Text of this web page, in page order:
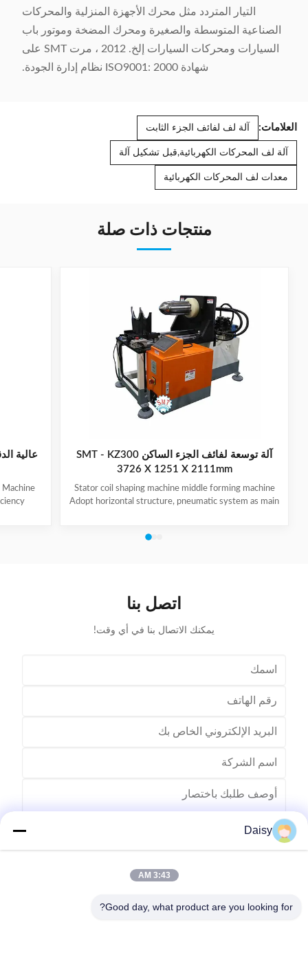
التيار المتردد مثل محرك الأجهزة المنزلية والمحركات
الصناعية المتوسطة والصغيرة ومحرك المضخة وموتور باب
السيارات ومحركات السيارات إلخ. 2012 ، مرت SMT على
شهادة ISO9001: 2000 نظام إدارة الجودة.
العلامات: آلة لف لفائف الجزء الثابت
آلة لف المحركات الكهربائية,قبل تشكيل آلة
معدات لف المحركات الكهربائية
منتجات ذات صلة
آلة توسعة لفائف الجزء الساكن SMT - KZ300
3726 X 1251 X 2111mm
Stator coil shaping machine middle forming machine
Adopt horizontal structure, pneumatic system as main
expanding blades is synchronous, no need two times
after expending. (1)
عالية
اتصل بنا
يمكنك الاتصال بنا في أي وقت!
يرسل
Daisy
3:43 AM
Good day, what product are you looking for?